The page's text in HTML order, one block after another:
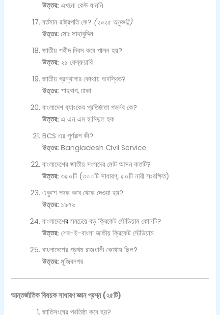
উত্তর: এখনো কেউ যাননি
বর্তমান রাষ্ট্রপতি কে? (২০২৫ অনুযায়ী)
উত্তর: মোঃ সাহাবুদ্দিন
জাতীয় শহীদ দিবস কবে পালন হয়?
উত্তর: ২১ ফেব্রুয়ারি
জাতীয় গ্রন্থাগার কোথায় অবস্থিত?
উত্তর: শাহবাগ, ঢাকা
বাংলাদেশ ব্যাংকের প্রতিষ্ঠাতা গভর্নর কে?
উত্তর: এ এন এম হামিদুল হক
BCS এর পূর্ণরূপ কী?
উত্তর: Bangladesh Civil Service
বাংলাদেশের জাতীয় সংসদের মোট আসন কতটি?
উত্তর: ৩৫০টি (৩০০টি সাধারণ, ৫০টি নারী সংরক্ষিত)
একুশে পদক কবে থেকে দেওয়া হয়?
উত্তর: ১৯৭৬
বাংলাদেশের সবচেয়ে বড় ক্রিকেট স্টেডিয়াম কোনটি?
উত্তর: শের-ই-বাংলা জাতীয় ক্রিকেট স্টেডিয়াম
বাংলাদেশের প্রথম রাজধানী কোথায় ছিল?
উত্তর: মুজিবনগর
আন্তর্জাতিক বিষয়ক সাধারণ জ্ঞান প্রশ্ন (২৫টি)
জাতিসংঘের প্রতিষ্ঠা কবে হয়?